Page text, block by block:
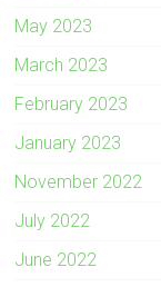
May 2023
March 2023
February 2023
January 2023
November 2022
July 2022
June 2022